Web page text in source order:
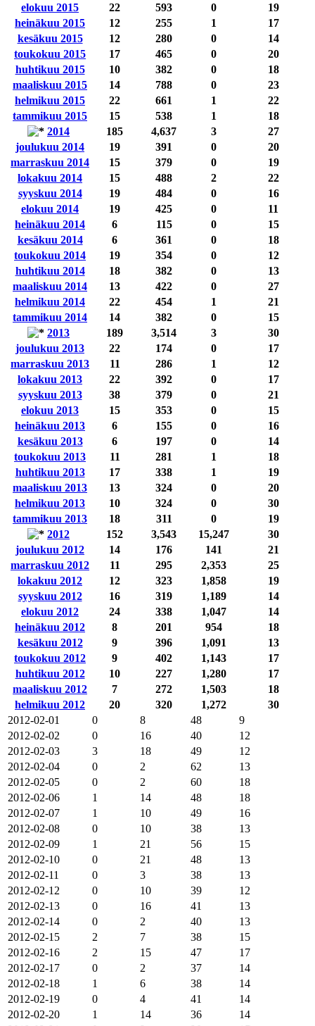
elokuu 2015
22 593 0
19
heinäkuu 2015
12 255 1
17
kesäkuu 2015
12 280 0
14
toukokuu 2015
17 465 0
20
huhtikuu 2015
10 382 0
18
maaliskuu 2015
14 788 0
23
helmikuu 2015
22 661 1
22
tammikuu 2015
15 538 1
18
2014
185 4,637 3
27
joulukuu 2014
19 391 0
20
marraskuu 2014
15 379 0
19
lokakuu 2014
15 488 2
22
syyskuu 2014
19 484 0
16
elokuu 2014
19 425 0
11
heinäkuu 2014
6 115 0
15
kesäkuu 2014
6 361 0
18
toukokuu 2014
19 354 0
12
huhtikuu 2014
18 382 0
13
maaliskuu 2014
13 422 0
27
helmikuu 2014
22 454 1
21
tammikuu 2014
14 382 0
15
2013
189 3,514 3
30
joulukuu 2013
22 174 0
17
marraskuu 2013
11 286 1
12
lokakuu 2013
22 392 0
17
syyskuu 2013
38 379 0
21
elokuu 2013
15 353 0
15
heinäkuu 2013
6 155 0
16
kesäkuu 2013
6 197 0
14
toukokuu 2013
11 281 1
18
huhtikuu 2013
17 338 1
19
maaliskuu 2013
13 324 0
20
helmikuu 2013
10 324 0
30
tammikuu 2013
18 311 0
19
2012
152 3,543 15,247
30
joulukuu 2012
14 176 141
21
marraskuu 2012
11 295 2,353
25
lokakuu 2012
12 323 1,858
19
syyskuu 2012
16 319 1,189
14
elokuu 2012
24 338 1,047
14
heinäkuu 2012
8 201 954
18
kesäkuu 2012
9 396 1,091
13
toukokuu 2012
9 402 1,143
17
huhtikuu 2012
10 227 1,280
17
maaliskuu 2012
7 272 1,503
18
helmikuu 2012
20 320 1,272
30
2012-02-01
0 8 48
9
2012-02-02
0 16 40
12
2012-02-03
3 18 49
12
2012-02-04
0 2 62
13
2012-02-05
0 2 60
18
2012-02-06
1 14 48
18
2012-02-07
1 10 49
16
2012-02-08
0 10 38
13
2012-02-09
1 21 56
15
2012-02-10
0 21 48
13
2012-02-11
0 3 38
13
2012-02-12
0 10 39
12
2012-02-13
0 16 41
13
2012-02-14
0 2 40
13
2012-02-15
2 7 38
15
2012-02-16
2 15 47
17
2012-02-17
0 2 37
14
2012-02-18
1 6 38
14
2012-02-19
0 4 41
14
2012-02-20
1 14 36
14